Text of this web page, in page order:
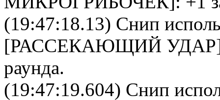
(19:47:18.13) Снип
[РАССЕКАЮЩИЙ УДАР
раунда.
(19:47:19.604) Снип